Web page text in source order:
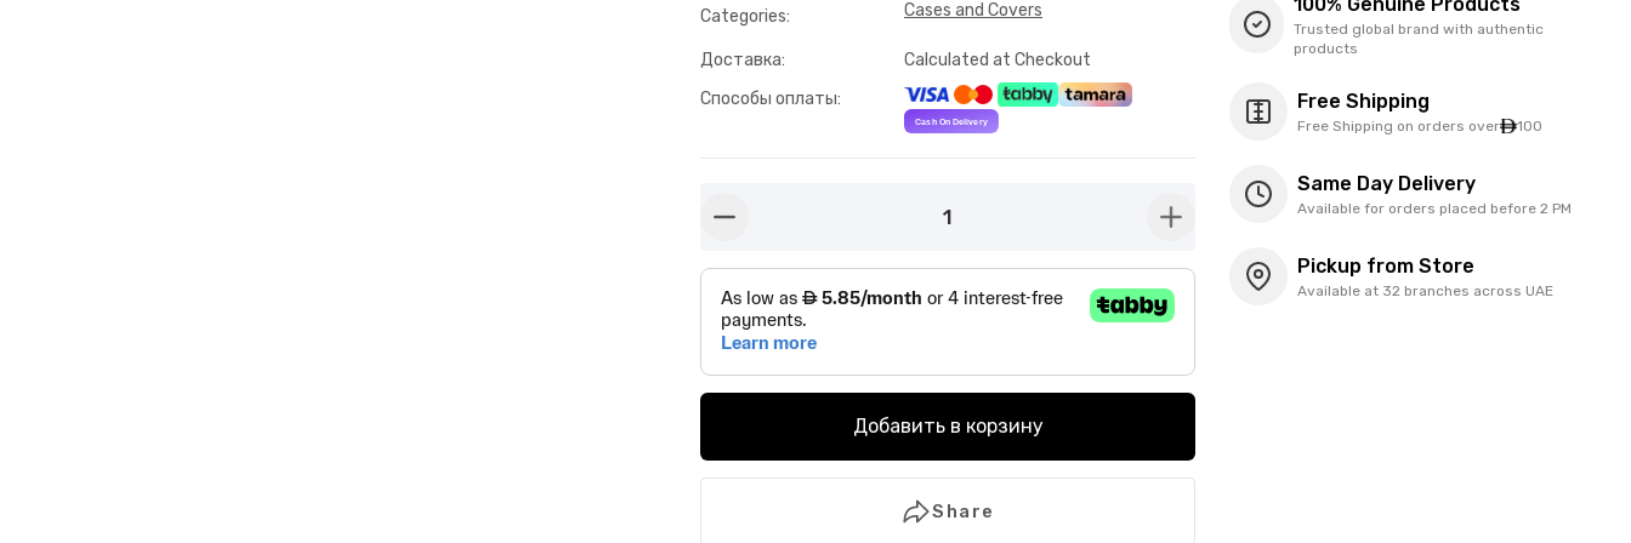
Categories: Cases and Covers
Доставка:
Calculated at Checkout
Способы оплаты:
1 button-plus
Добавить в корзину
Share
Trusted global brand with authentic
products
Free Shipping
Free Shipping on orders over 100
Same Day Delivery
Available for orders placed before 2 PM
Pickup from Store
Available at 32 branches across UAE